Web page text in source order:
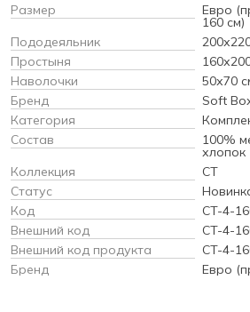
Размер
Евро
160 см)
Пододеяльник
Простыня
Наволочки
50х70
Бренд
Soft
Категория
Состав
100%
хлопок
Коллекция
CT
Статус
Код
CT-4-
Внешний код
CT-4-
Внешний код продукта
CT-4-
Бренд
Евро